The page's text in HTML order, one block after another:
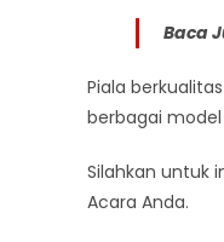
Baca
Piala
berbagai model
Silahkan untuk
Acara Anda.